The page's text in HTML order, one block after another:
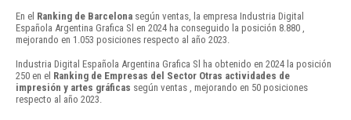
En el Ranking de Barcelona según ventas, la empresa Industria Digital
Española Argentina Grafica Sl en 2024 ha conseguido la posición 8.880 ,
mejorando en 1.053 posiciones respecto al año 2023.
Industria Digital Española Argentina Grafica Sl ha obtenido en 2024 la posición
250 en el Ranking de Empresas del Sector Otras actividades de
impresión y artes gráficas según ventas , mejorando en 50 posiciones
respecto al año 2023.